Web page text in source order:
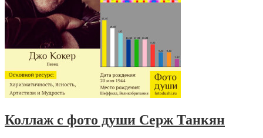
Коллаж с фото души Серж Танкян